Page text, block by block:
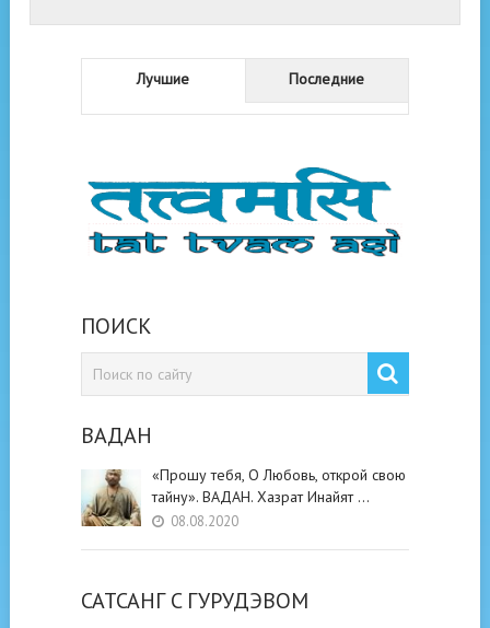
Лучшие Последние
ПОИСК
ВАДАН
«Прошу тебя, О Любовь, открой свою
тайну». ВАДАН. Хазрат Инайят …
08.08.2020
САТСАНГ C ГУРУДЭВОМ